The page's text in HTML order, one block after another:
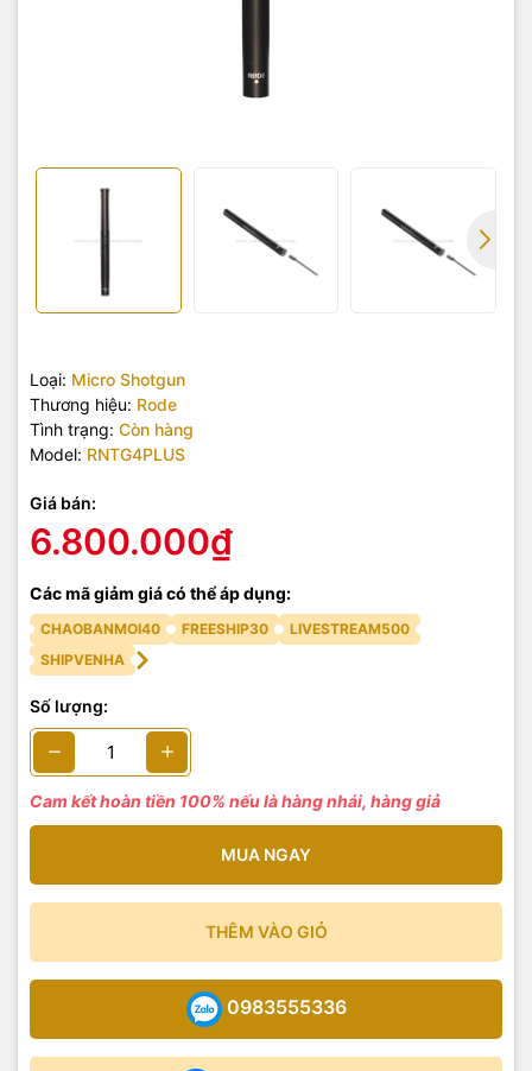
Loại: Micro Shotgun
Thương hiệu: Rode
Tình trạng: Còn hàng
Model: RNTG4PLUS
Giá bán:
6.800.000₫
Các mã giảm giá có thể áp dụng:
CHAOBANMOI40 FREESHIP30
LIVESTREAM500
SHIPVENHA
Số lượng:
Cam kết hoàn tiền 100% nếu là hàng nhái, hàng giả
MUA NGAY
THÊM VÀO GIỎ
0983555336